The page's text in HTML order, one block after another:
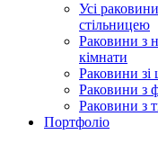
Усі
стільницею
Раковини з
кімнати
Раковини зі
Раковини з
Раковини з
Портфоліо